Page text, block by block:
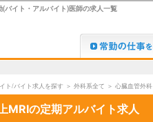
バイト・アルバイト)医師の求人一覧
ト/バイト求人を探す ＞ 外科系全て ＞ 心臓血管外科
MRIの定期アルバイト求人